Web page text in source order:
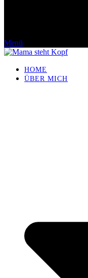
Menü
HOME
ÜBER MICH